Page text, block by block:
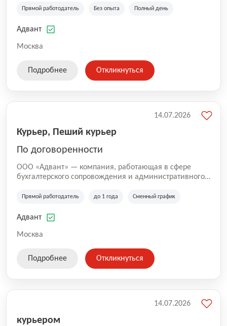
Прямой работодатель Без опыта Полный день
Адвант
Москва
Подробнее Откликнуться
Курьер, Пеший курьер
По договоренности
ООО «Адвант» — компания, работающая в сфере
бухгалтерского сопровождения и административного
зарегистрирована в Санкт-Петербурге и
лиц и коммерческих организаций.
Прямой работодатель до 1 года Сменный график
Адвант
Москва
14.07.2026
Подробнее Откликнуться
курьером
14.07.2026